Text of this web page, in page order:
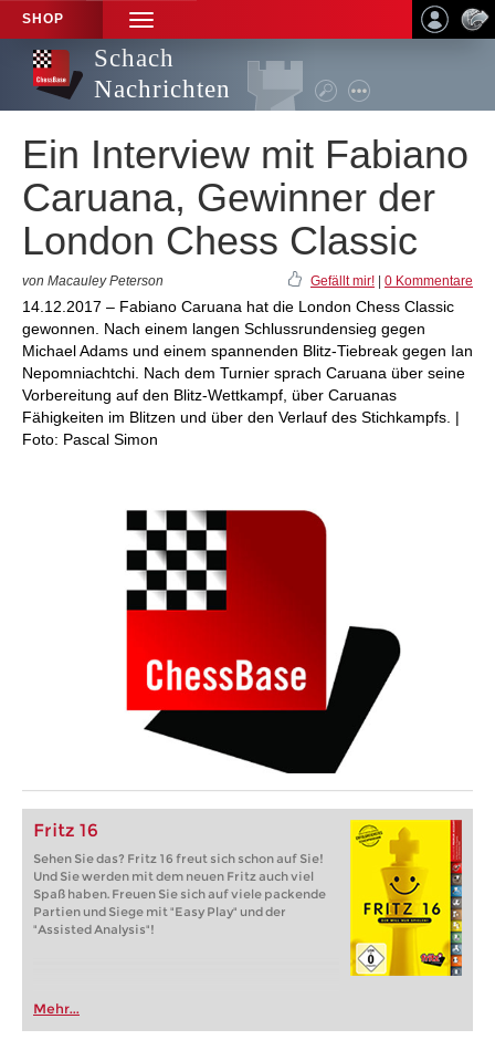
SHOP
TOGGLE
NAVIGATION
Schach
Nachrichten
Ein Interview mit Fabiano
Caruana, Gewinner der
London Chess Classic
von Macauley Peterson Gefällt mir! 0 Kommentare
14.12.2017 – Fabiano Caruana hat die London Chess Classic
gewonnen. Nach einem langen Schlussrundensieg gegen
Michael Adams und einem spannenden Blitz-Tiebreak gegen Ian
Nepomniachtchi. Nach dem Turnier sprach Caruana über seine
Vorbereitung auf den Blitz-Wettkampf, über Caruanas
Fähigkeiten im Blitzen und über den Verlauf des Stichkampfs. |
Foto: Pascal Simon
Fritz 16
Sehen Sie das? Fritz 16 freut sich schon auf Sie!
Und Sie werden mit dem neuen Fritz auch viel
Spaß haben. Freuen Sie sich auf viele packende
Partien und Siege mit "Easy Play" und der
"Assisted Analysis"!
Mehr...